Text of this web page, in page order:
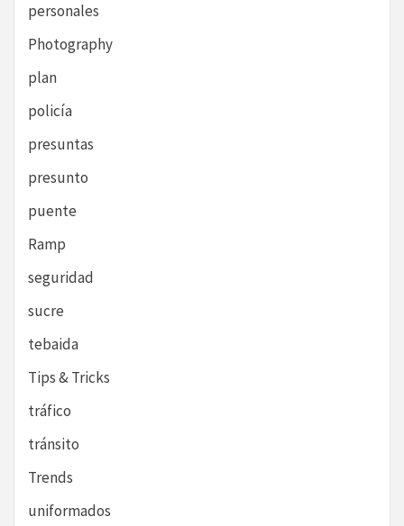
personales
Photography
plan
policía
presuntas
presunto
puente
Ramp
seguridad
sucre
tebaida
Tips & Tricks
tráfico
tránsito
Trends
uniformados